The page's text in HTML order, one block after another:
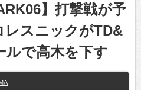
】打撃戦が予
レスニックがTD&
ルで高木を下す